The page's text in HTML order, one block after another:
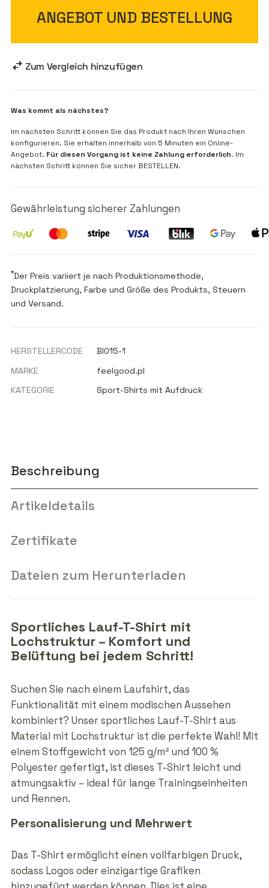
ANGEBOT UND BESTELLUNG
Zum Vergleich hinzufügen
Was kommt als nächstes?
Im nächsten Schritt können Sie das Produkt nach Ihren Wünschen
konfigurieren. Sie erhalten innerhalb von 5 Minuten ein Online-
Angebot. Für diesen Vorgang ist keine Zahlung erforderlich. Im
nächsten Schritt können Sie sicher BESTELLEN.
Gewährleistung sicherer Zahlungen
*Der Preis variiert je nach Produktionsmethode,
Druckplatzierung, Farbe und Größe des Produkts, Steuern
und Versand.
HERSTELLERCODE
BI015-1
MARKE
feelgood.pl
KATEGORIE
Sport-Shirts mit Aufdruck
Beschreibung
Artikeldetails
Zertifikate
Dateien zum Herunterladen
Sportliches Lauf-T-Shirt mit
Lochstruktur – Komfort und
Belüftung bei jedem Schritt!
Suchen Sie nach einem Laufshirt, das
Funktionalität mit einem modischen Aussehen
kombiniert? Unser sportliches Lauf-T-Shirt aus
Material mit Lochstruktur ist die perfekte Wahl! Mit
einem Stoffgewicht von 125 g/m² und 100 %
Polyester gefertigt, ist dieses T-Shirt leicht und
atmungsaktiv – ideal für lange Trainingseinheiten
und Rennen.
Personalisierung und Mehrwert
Das T-Shirt ermöglicht einen vollfarbigen Druck,
sodass Logos oder einzigartige Grafiken